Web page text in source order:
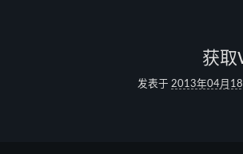
获取
发表于 2013年04月18